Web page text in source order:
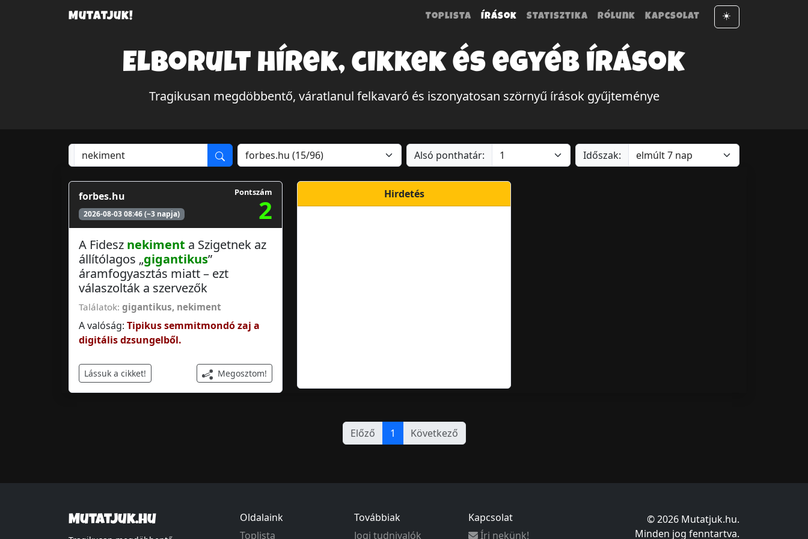
Mutatjuk! Toplista Írások Statisztika Rólunk Kapcsolat ☀️
Elborult hírek, cikkek és egyéb írások
Tragikusan megdöbbentő, váratlanul felkavaró és iszonyatosan szörnyű írások gyűjteménye
Alsó ponthatár: Időszak:
forbes.hu
2026-08-03 08:46 (~3 napja)
Pontszám
2
A Fidesz nekiment a Szigetnek az
állítólagos „gigantikus”
áramfogyasztás miatt – ezt
válaszolták a szervezők
Találatok: gigantikus, nekiment
A valóság: Tipikus semmitmondó zaj a
digitális dzsungelből.
Lássuk a cikket! Megosztom!
Hirdetés
Előző 1 Következő
Mutatjuk.hu
Oldalaink
Toplista
Továbbiak
Jogi tudnivalók
Kapcsolat
Írj nekünk!
© 2026 Mutatjuk.hu.
Minden jog fenntartva.